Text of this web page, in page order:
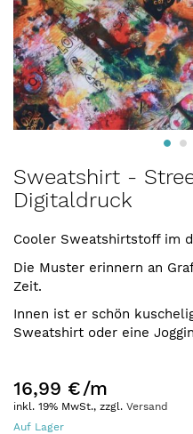
Anfang
der
springen
Sweatshirt -
Digitaldruck
Cooler Sweatshirtstoff im
Die Muster erinnern an
Zeit.
Innen ist er schön
Sweatshirt oder eine
16,99 €/m
inkl. 19% MwSt., zzgl. Versand
Auf Lager